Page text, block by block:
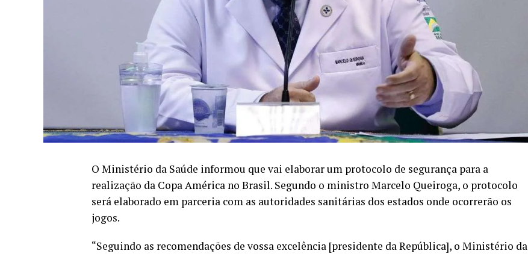
O Ministério da Saúde informou que vai elaborar um protocolo de segurança para a
realização da Copa América no Brasil. Segundo o ministro Marcelo Queiroga, o protocolo
será elaborado em parceria com as autoridades sanitárias dos estados onde ocorrerão os
jogos.
“Seguindo as recomendações de vossa excelência [presidente da República], o Ministério da